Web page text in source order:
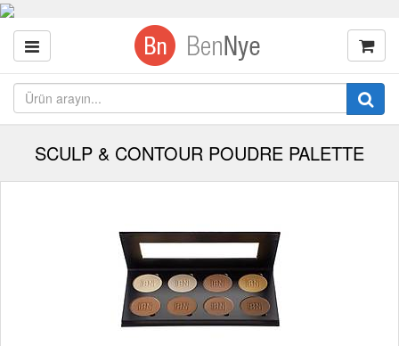
SCULP & CONTOUR POUDRE PALETTE